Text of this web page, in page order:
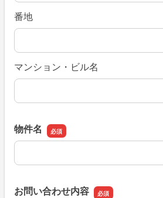
番地
マンション・ビル名
物件名
物件名
お問い合わせ内容